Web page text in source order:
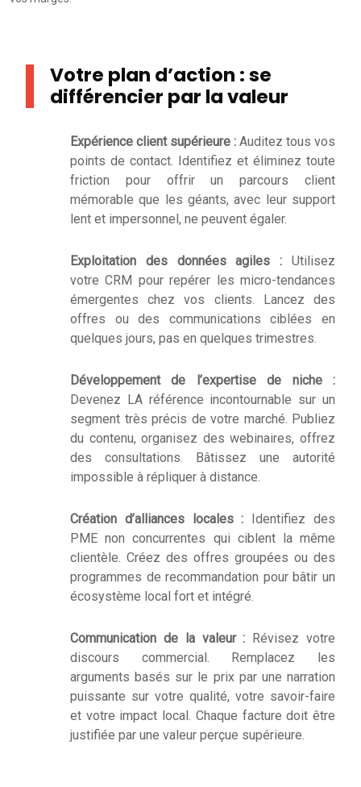
Votre plan d’action : se
différencier par la valeur
Expérience client supérieure : Auditez tous vos
points de contact. Identifiez et éliminez toute
friction pour offrir un parcours client
mémorable que les géants, avec leur support
lent et impersonnel, ne peuvent égaler.
Exploitation des données agiles : Utilisez
votre CRM pour repérer les micro-tendances
émergentes chez vos clients. Lancez des
offres ou des communications ciblées en
quelques jours, pas en quelques trimestres.
Développement de l’expertise de niche :
Devenez LA référence incontournable sur un
segment très précis de votre marché. Publiez
du contenu, organisez des webinaires, offrez
des consultations. Bâtissez une autorité
impossible à répliquer à distance.
Création d’alliances locales : Identifiez des
PME non concurrentes qui ciblent la même
clientèle. Créez des offres groupées ou des
programmes de recommandation pour bâtir un
écosystème local fort et intégré.
Communication de la valeur : Révisez votre
discours commercial. Remplacez les
arguments basés sur le prix par une narration
puissante sur votre qualité, votre savoir-faire
et votre impact local. Chaque facture doit être
justifiée par une valeur perçue supérieure.